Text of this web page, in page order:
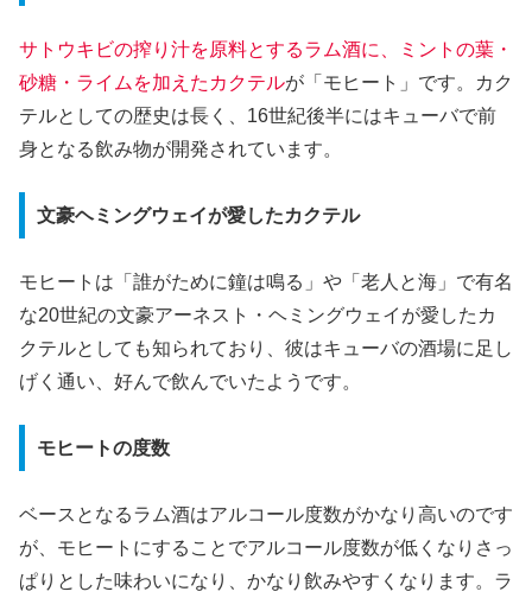
サトウキビの搾り汁を原料とするラム酒に、ミントの葉・
砂糖・ライムを加えたカクテルが「モヒート」です。カク
テルとしての歴史は長く、16世紀後半にはキューバで前
身となる飲み物が開発されています。
文豪ヘミングウェイが愛したカクテル
モヒートは「誰がために鐘は鳴る」や「老人と海」で有名
な20世紀の文豪アーネスト・ヘミングウェイが愛したカ
クテルとしても知られており、彼はキューバの酒場に足し
げく通い、好んで飲んでいたようです。
モヒートの度数
ベースとなるラム酒はアルコール度数がかなり高いのです
が、モヒートにすることでアルコール度数が低くなりさっ
ぱりとした味わいになり、かなり飲みやすくなります。ラ